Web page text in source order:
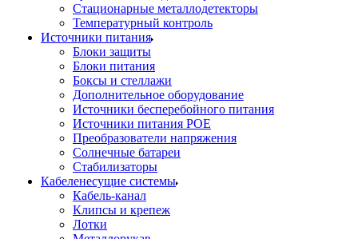
Стационарные металлодетекторы
Температурный контроль
Источники питания
Блоки защиты
Блоки питания
Боксы и стеллажи
Дополнительное оборудование
Источники бесперебойного питания
Источники питания POE
Преобразователи напряжения
Солнечные батареи
Стабилизаторы
Кабеленесущие системы
Кабель-канал
Клипсы и крепеж
Лотки